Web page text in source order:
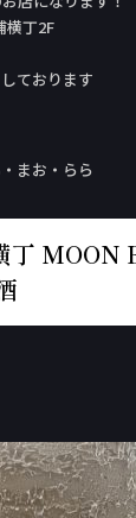
横丁2F
ております
まお・らら
丁